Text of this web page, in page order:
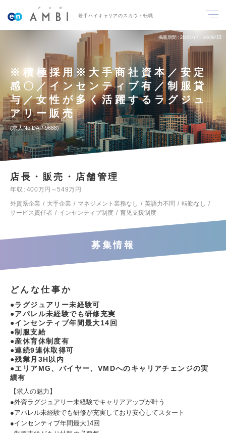
若手ハイキャリアのスカウト転職
掲載期間 26/07/17～26/08/13
※積極採用※大手商社資本／安定
感〇／インセンティブ有／制服貸
与／女性が多く活躍するラグジュ
アリー販売
求人No.DAP-9688
店長・販売・店舗管理
年収
400万円～549万円
外資系企業
大手企業 マネジメント業務なし 英語力不問
転勤なし
サービス責任者
インセンティブ制度 育児支援制度
募集情報
どんな仕事か
●ラグジュアリー未経験可
●アパレル未経験でも研修充実
●インセンティブ年間最大14回
●制服支給
●産休育休制度有
●連続9連休取得可
●残業月3H以内
●エリアMG、バイヤー、VMDへのキャリアチェンジの実
績有
【求人の魅力】
●外資ラグジュアリー未経験でキャリアアップが叶う
●アパレル未経験でも研修が充実しており安心してスタート
●インセンティブ年間最大14回